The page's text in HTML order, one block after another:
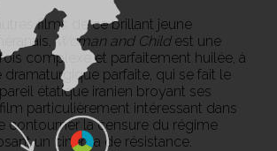
films de ce brillant jeune
Woman and Childest une
complexe et parfaitement huilée, à
dramaturgique parfaite, qui se fait le
étatique iranien broyant ses
particulièrement intéressant dans
contourner la censure du régime
un cinéma de résistance.